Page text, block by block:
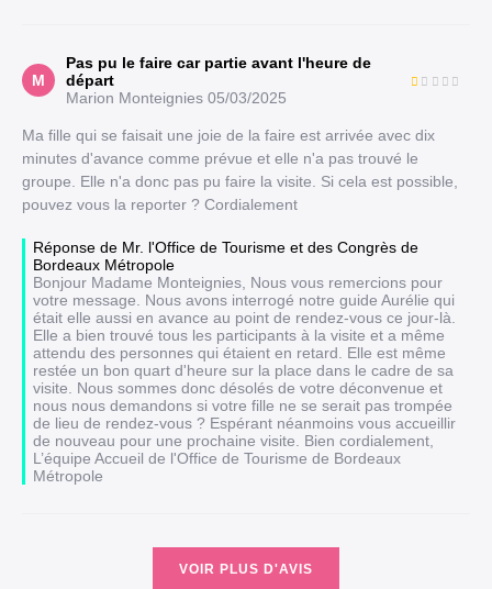
M
Pas pu le faire car partie avant l'heure de
départ
Marion Monteignies 05/03/2025
Ma fille qui se faisait une joie de la faire est arrivée avec dix
minutes d'avance comme prévue et elle n'a pas trouvé le
groupe. Elle n'a donc pas pu faire la visite. Si cela est possible,
pouvez vous la reporter ? Cordialement
Réponse de Mr. l'Office de Tourisme et des Congrès de
Bordeaux Métropole
Bonjour Madame Monteignies, Nous vous remercions pour
votre message. Nous avons interrogé notre guide Aurélie qui
était elle aussi en avance au point de rendez-vous ce jour-là.
Elle a bien trouvé tous les participants à la visite et a même
attendu des personnes qui étaient en retard. Elle est même
restée un bon quart d'heure sur la place dans le cadre de sa
visite. Nous sommes donc désolés de votre déconvenue et
nous nous demandons si votre fille ne se serait pas trompée
de lieu de rendez-vous ? Espérant néanmoins vous accueillir
de nouveau pour une prochaine visite. Bien cordialement,
L’équipe Accueil de l'Office de Tourisme de Bordeaux
Métropole
VOIR PLUS D'AVIS